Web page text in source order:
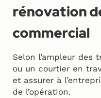
rénovation
commercial
Selon l’ampleur des
ou un courtier en
et assurer à
de l’opération.